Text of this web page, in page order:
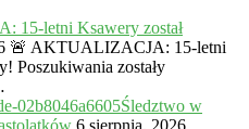
15-letni Ksawery został
🚨 AKTUALIZACJA: 15-letni
Poszukiwania zostały
Śledztwo w